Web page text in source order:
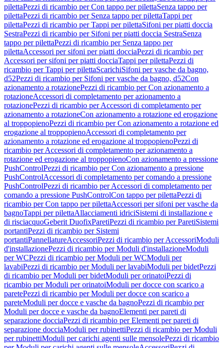
pilettaPezzi di ricambio per Con tappo per pilettaSenza tappo per
pilettaPezzi di ricambio per Senza tappo per pilettaTappi per
pilettaPezzi di ricambio per Tappi per pilettaSifoni per piatti doccia
SestraPezzi di ricambio per Sifoni per piatti doccia SestraSenza
tappo per pilettaPezzi di ricambio per Senza tappo per
pilettaAccessori per sifoni per piatti docciaPezzi di ricambio per
Accessori per sifoni per piatti docciaTappi per pilettaPezzi di
ricambio per Tappi per pilettaScarichiSifoni per vasche da bagno,
d52Pezzi di ricambio per Sifoni per vasche da bagno, d52Con
azionamento a rotazionePezzi di ricambio per Con azionamento a
rotazioneAccessori di completamento per azionamento a
rotazionePezzi di ricambio per Accessori di completamento per
azionamento a rotazioneCon azionamento a rotazione ed erogazione
al troppopienoPezzi di ricambio per Con azionamento a rotazione ed
erogazione al troppopienoAccessori di completamento per
azionamento a rotazione ed erogazione al troppopienoPezzi di
ricambio per Accessori di completamento per azionamento a
rotazione ed erogazione al troppopienoCon azionamento a pressione
PushControlPezzi di ricambio per Con azionamento a pressione
PushControlAccessori di completamento per comando a pressione
PushControlPezzi di ricambio per Accessori di completamento per
comando a pressione PushControlCon tappo per pilettaPezzi di
ricambio per Con tappo per pilettaAccessori per sifoni per vasche da
bagnoTappi per pilettaAllacciamenti idriciSistemi di installazione e
di risciacquoGeberit DuofixParetiPezzi di ricambio per ParetiSistemi
portantiPezzi di ricambio per Sistemi
portantiPannellatureAccessoriPezzi di ricambio per AccessoriModuli
d'installazionePezzi di ricambio per Moduli d'installazioneModuli
per WCPezzi di ricambio per Moduli per WCModuli per
lavabiPezzi di ricambio per Moduli per lavabiModuli per bidetPezzi
di ricambio per Moduli per bidetModuli per orinatoiPezzi di
ricambio per Moduli per orinatoiModuli per docce con scarico a
paretePezzi di ricambio per Moduli per docce con scarico a
pareteModuli per docce e vasche da bagnoPezzi di ricambio per
Moduli per docce e vasche da bagnoElementi per pareti di
separazione docciaPezzi di ricambio per Elementi per pareti di
separazione docciaModuli per rubinettiPezzi di ricambio per Moduli
per rubinettiModuli per carichi agenti sulle mensolePezzi di ricambio